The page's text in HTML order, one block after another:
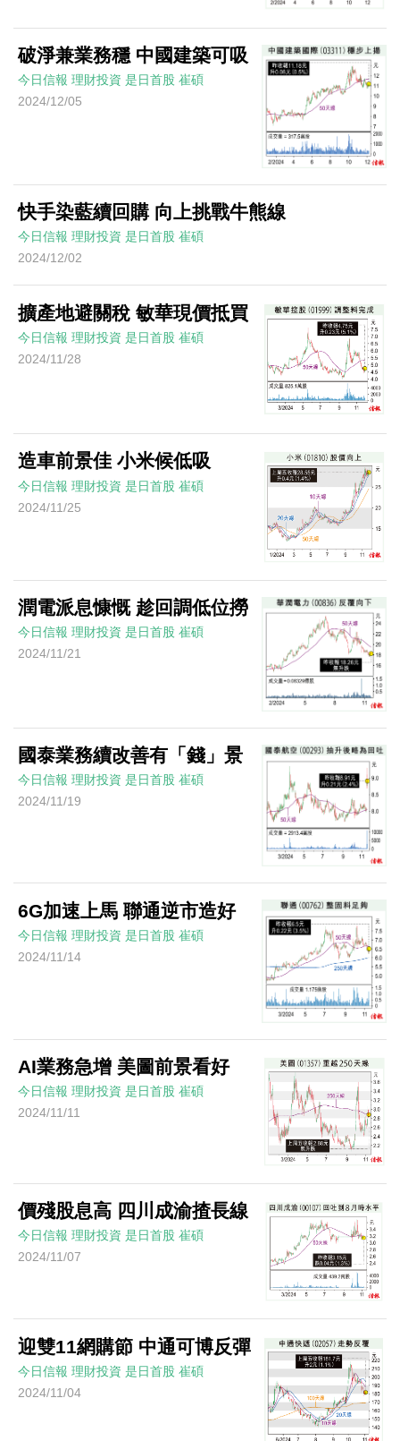
破淨兼業務穩 中國建築可吸
今日信報 理財投資 是日首股 崔碩
2024/12/05
快手染藍續回購 向上挑戰牛熊線
今日信報 理財投資 是日首股 崔碩
2024/12/02
擴產地避關稅 敏華現價抵買
今日信報 理財投資 是日首股 崔碩
2024/11/28
造車前景佳 小米候低吸
今日信報 理財投資 是日首股 崔碩
2024/11/25
潤電派息慷慨 趁回調低位撈
今日信報 理財投資 是日首股 崔碩
2024/11/21
國泰業務續改善有「錢」景
今日信報 理財投資 是日首股 崔碩
2024/11/19
6G加速上馬 聯通逆市造好
今日信報 理財投資 是日首股 崔碩
2024/11/14
AI業務急增 美圖前景看好
今日信報 理財投資 是日首股 崔碩
2024/11/11
價殘股息高 四川成渝揸長線
今日信報 理財投資 是日首股 崔碩
2024/11/07
迎雙11網購節 中通可博反彈
今日信報 理財投資 是日首股 崔碩
2024/11/04